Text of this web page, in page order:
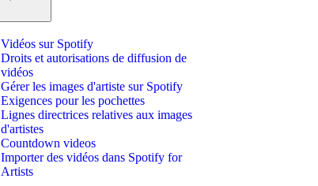
Vidéos sur Spotify
Droits et autorisations de diffusion de
vidéos
Gérer les images d'artiste sur Spotify
Exigences pour les pochettes
Lignes directrices relatives aux images
d'artistes
Countdown videos
Importer des vidéos dans Spotify for
Artists